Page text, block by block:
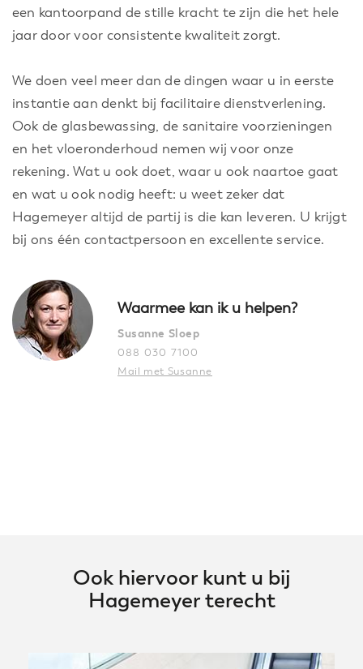
een kantoorpand de stille kracht te zijn die het hele
jaar door voor consistente kwaliteit zorgt.
We doen veel meer dan de dingen waar u in eerste
instantie aan denkt bij facilitaire dienstverlening.
Ook de glasbewassing, de sanitaire voorzieningen
en het vloeronderhoud nemen wij voor onze
rekening. Wat u ook doet, waar u ook naartoe gaat
en wat u ook nodig heeft: u weet zeker dat
Hagemeyer altijd de partij is die kan leveren. U krijgt
bij ons één contactpersoon en excellente service.
Waarmee kan ik u helpen?
Susanne Sloep
088 030 7100
Mail met Susanne
Ook hiervoor kunt u bij
Hagemeyer terecht